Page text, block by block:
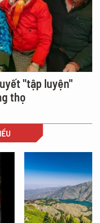
"tập luyện"
thọ